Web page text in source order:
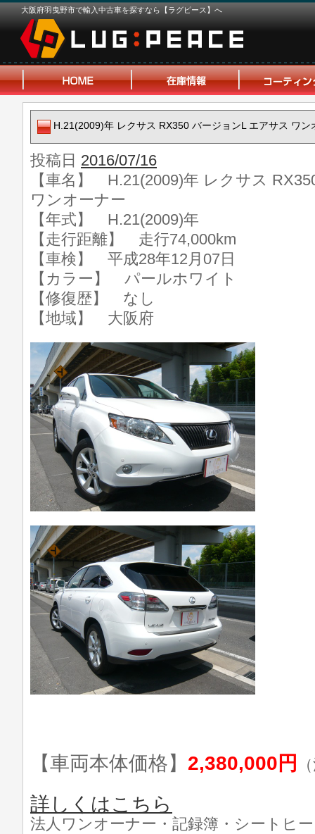
大阪府羽曳野市で輸入中古車を探すなら【ラグピース】へ
H.21(2009)年 レクサス RX350 バージョンL エアサス ワン
投稿日 2016/07/16
【車名】 H.21(2009)年 レクサス
ワンオーナー
【年式】 H.21(2009)年
【走行距離】 走行74,000km
【車検】 平成28年12月07日
【カラー】 パールホワイト
【修復歴】 なし
【地域】 大阪府
【車両本体価格】 2,380,000円
詳しくはこちら
法人ワンオーナー・記録簿・シートヒ